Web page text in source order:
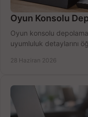
Oyun Konsolu
Oyun konsolu
uyumluluk detaylarını
28 Haziran 2026